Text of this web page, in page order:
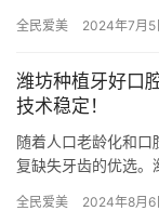
正…
全民爱美 2024年7月5
潍坊种植牙好口
技术稳定！
随着人口老龄化和
复缺失牙齿的优选。
坊市内…
全民爱美 2024年8月6